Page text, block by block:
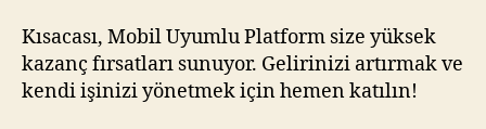
Kısacası, Mobil Uyumlu Platform size yüksek
kazanç fırsatları sunuyor. Gelirinizi artırmak ve
kendi işinizi yönetmek için hemen katılın!